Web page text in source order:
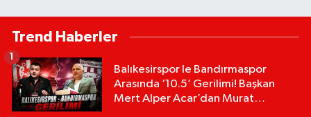
Trend Haberler
Balıkesirspor le Bandırmaspor
Arasında ‘10.5’ Gerilimi! Başkan
Mert Alper Acar’dan Murat
1